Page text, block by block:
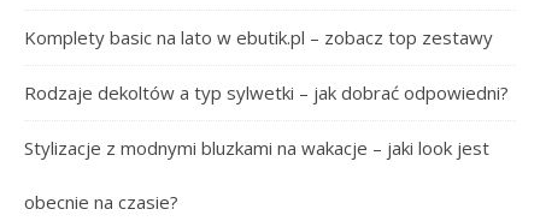
Komplety basic na lato w ebutik.pl – zobacz top zestawy
Rodzaje dekoltów a typ sylwetki – jak dobrać odpowiedni?
Stylizacje z modnymi bluzkami na wakacje – jaki look jest
obecnie na czasie?